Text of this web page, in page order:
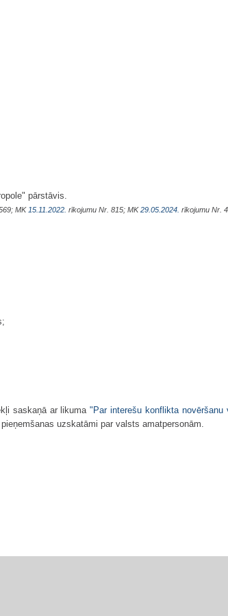
pārstāvis.
MK15.11.2022. rīkojumu Nr. 815; MK29.05.2024. rīkojumu Nr.
saskaņā ar likuma"Par interešu konflikta novēršanu
uzskatāmi par valsts amatpersonām.